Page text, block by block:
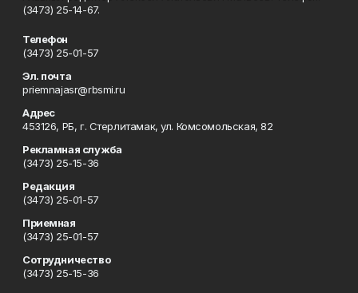
(3473) 25-14-67.
Телефон
(3473) 25-01-57
Эл. почта
priemnajasr@rbsmi.ru
Адрес
453126, РБ, г. Стерлитамак, ул. Комсомольская, 82
Рекламная служба
(3473) 25-15-36
Редакция
(3473) 25-01-57
Приемная
(3473) 25-01-57
Сотрудничество
(3473) 25-15-36